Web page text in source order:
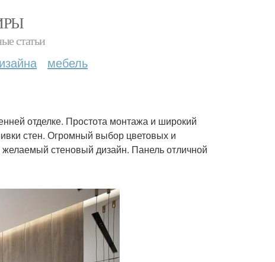
статьи
мебель
отделке. Простота монтажа и широкий
стен. Огромный выбор цветовых и
стеновый дизайн. Панель отличной